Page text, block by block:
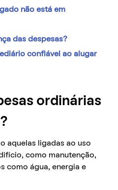
não está em
das despesas?
confiável ao alugar
ordinárias
aquelas ligadas ao uso
como manutenção,
como água, energia e